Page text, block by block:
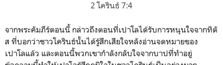
2 โครินธ์ 7:4
จากพระคัมภีร์ตอนนี้ กล่าวถึงตอนที่เปาโลได้รับการหนุนใจจากทิตั
ส ที่บอกว่าชาวโครินธ์นั้นได้รู้สึกเสียใจหลังอ่านจดหมายของ
เปาโลแล้ว และตอนนี้พวกเขากำลังกลับใจจากบาปที่ทำอยู่